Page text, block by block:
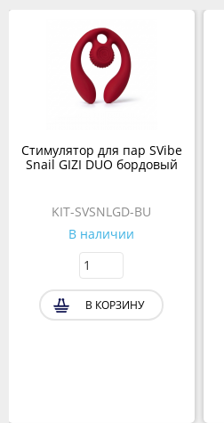
Стимулятор для пар SVibe
Snail GIZI DUO бордовый
KIT-SVSNLGD-BU
В наличии
В КОРЗИНУ